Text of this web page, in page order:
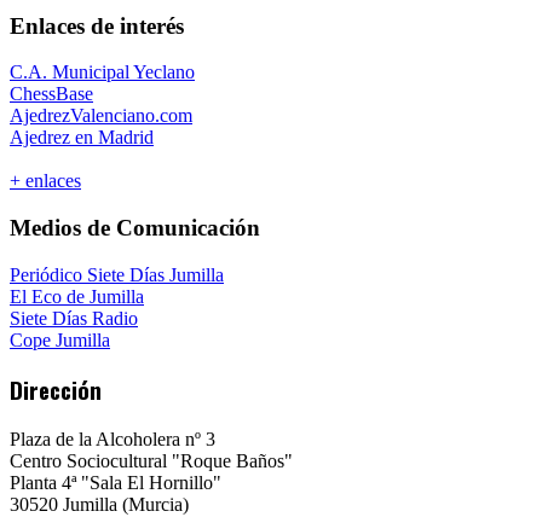
Enlaces de interés
C.A. Municipal Yeclano
ChessBase
AjedrezValenciano.com
Ajedrez en Madrid
+ enlaces
Medios de Comunicación
Periódico Siete Días Jumilla
El Eco de Jumilla
Siete Días Radio
Cope Jumilla
Dirección
Plaza de la Alcoholera nº 3
Centro Sociocultural "Roque Baños"
Planta 4ª "Sala El Hornillo"
30520 Jumilla (Murcia)